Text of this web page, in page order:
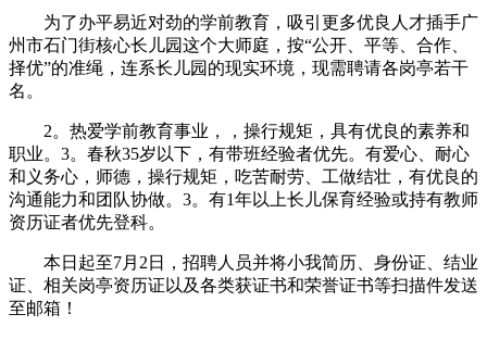
为了办平易近对劲的学前教育，吸引更多优良人才插手广
州市石门街核心长儿园这个大师庭，按“公开、平等、合作、
择优”的准绳，连系长儿园的现实环境，现需聘请各岗亭若干
名。
2。热爱学前教育事业，，操行规矩，具有优良的素养和
职业。3。春秋35岁以下，有带班经验者优先。有爱心、耐心
和义务心，师德，操行规矩，吃苦耐劳、工做结壮，有优良的
沟通能力和团队协做。3。有1年以上长儿保育经验或持有教师
资历证者优先登科。
本日起至7月2日，招聘人员并将小我简历、身份证、结业
证、相关岗亭资历证以及各类获证书和荣誉证书等扫描件发送
至邮箱！